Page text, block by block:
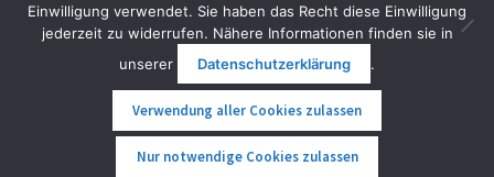
© FunShop Wien - Hochqualitative Elektromobilität 2026
Datenschutzerklärung
Erstellt mit WooCommerce
Einwilligung verwendet. Sie haben das Recht diese Einwilligung
jederzeit zu widerrufen. Nähere Informationen finden sie in
unserer
Datenschutzerklärung .
Verwendung aller Cookies zulassen
Nur notwendige Cookies zulassen